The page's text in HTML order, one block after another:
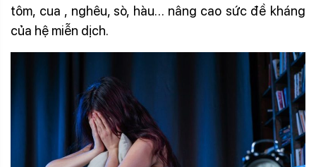
tôm, cua , nghêu, sò, hàu… nâng cao sức đề kháng
của hệ miễn dịch.